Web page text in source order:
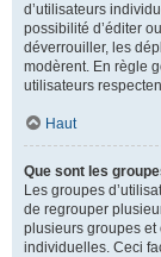
d’utilisateurs
possibilité d’éditer
déverrouiller, les
modèrent. En règle
utilisateurs
Haut
Que sont les
Les groupes
de regrouper
plusieurs groupes
individuelles. Ceci